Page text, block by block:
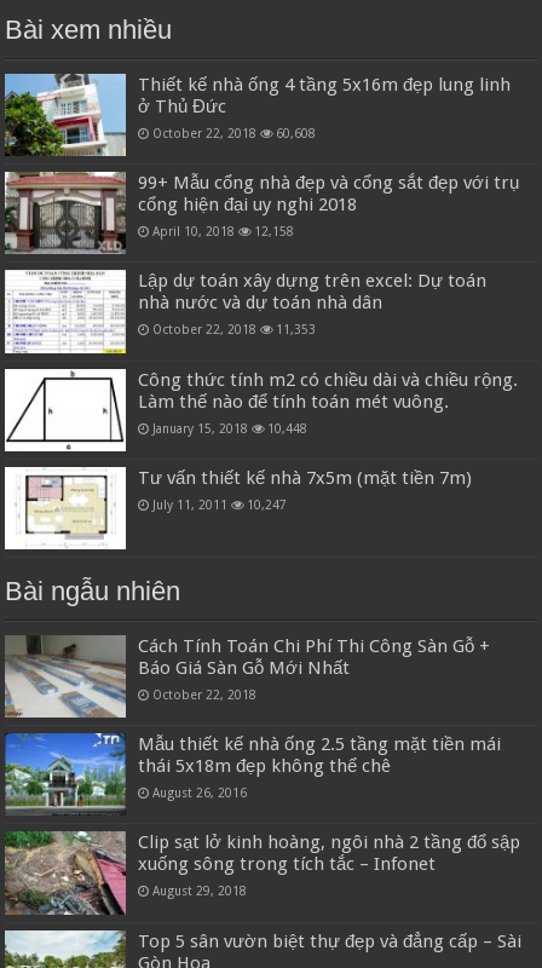
Bài xem nhiều
Thiết kế nhà ống 4 tầng 5x16m đẹp lung linh
ở Thủ Đức
October 22, 2018 60,608
99+ Mẫu cổng nhà đẹp và cổng sắt đẹp với trụ
cổng hiện đại uy nghi 2018
April 10, 2018 12,158
Lập dự toán xây dựng trên excel: Dự toán
nhà nước và dự toán nhà dân
October 22, 2018 11,353
Công thức tính m2 có chiều dài và chiều rộng.
Làm thế nào để tính toán mét vuông.
January 15, 2018 10,448
Tư vấn thiết kế nhà 7x5m (mặt tiền 7m)
July 11, 2011 10,247
Bài ngẫu nhiên
Cách Tính Toán Chi Phí Thi Công Sàn Gỗ +
Báo Giá Sàn Gỗ Mới Nhất
October 22, 2018
Mẫu thiết kế nhà ống 2.5 tầng mặt tiền mái
thái 5x18m đẹp không thể chê
August 26, 2016
Clip sạt lở kinh hoàng, ngôi nhà 2 tầng đổ sập
xuống sông trong tích tắc – Infonet
August 29, 2018
Top 5 sân vườn biệt thự đẹp và đẳng cấp – Sài
Gòn Hoa